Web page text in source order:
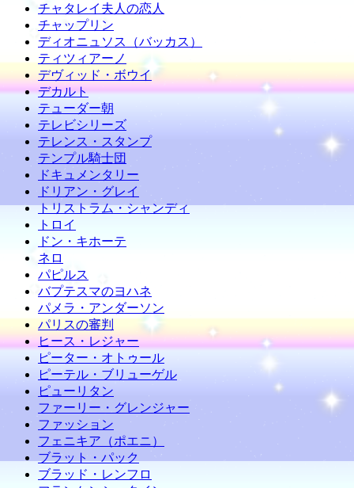
チャタレイ夫人の恋人
チャップリン
ディオニュソス（バッカス）
ティツィアーノ
デヴィッド・ボウイ
デカルト
テューダー朝
テレビシリーズ
テレンス・スタンプ
テンプル騎士団
ドキュメンタリー
ドリアン・グレイ
トリストラム・シャンディ
トロイ
ドン・キホーテ
ネロ
パピルス
バプテスマのヨハネ
パメラ・アンダーソン
パリスの審判
ヒース・レジャー
ピーター・オトゥール
ピーテル・ブリューゲル
ピューリタン
ファーリー・グレンジャー
ファッション
フェニキア（ポエニ）
ブラット・パック
ブラッド・レンフロ